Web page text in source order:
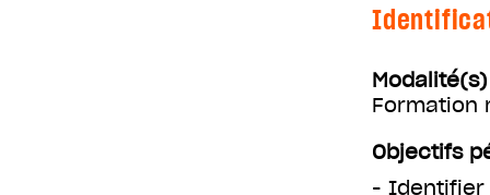
Formation
Objectifs
- Identifier